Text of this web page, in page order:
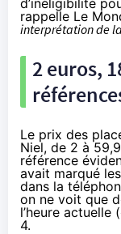
d’inéligibilité
rappelle Le
interprétation de
2 euros,
Le prix des
Niel, de 2 à
référence
avait marqué
dans la
on ne voit que
l’heure
4.